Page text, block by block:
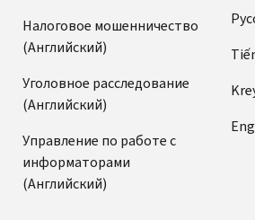
Налоговое мошенничество
(Английский)
Уголовное расследование
(Английский)
Управление по работе с
информаторами
(Английский)